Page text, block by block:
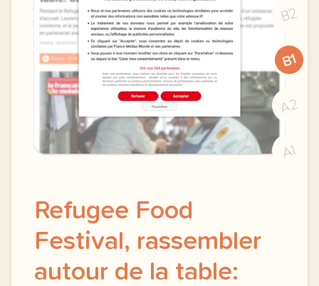
B2
B1
A2
A1
Refugee Food
Festival, rassembler
autour de la table: